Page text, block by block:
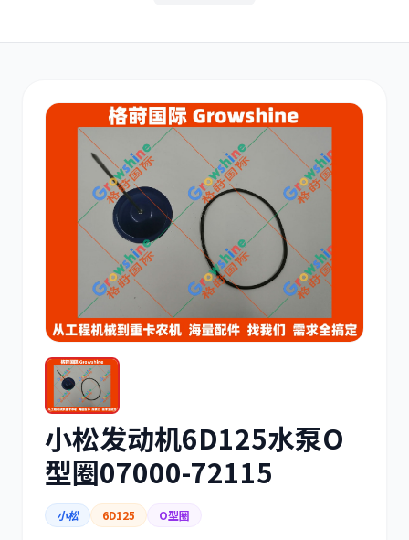
其他 小松
沃尔沃 康明斯
日立 久保田
三菱 博世
小松发动机6D125水泵O
型圈07000-72115
小松 6D125 O型圈